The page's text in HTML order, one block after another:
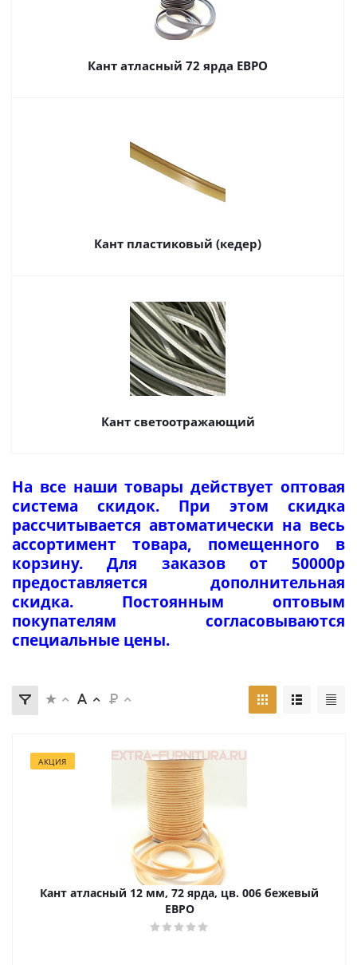
Кант атласный 72 ярда ЕВРО
Кант пластиковый (кедер)
Кант светоотражающий
На все наши товары действует оптовая
система скидок. При этом скидка
рассчитывается автоматически на весь
ассортимент товара, помещенного в
корзину. Для заказов от 50000р
предоставляется дополнительная
скидка. Постоянным оптовым
покупателям согласовываются
специальные цены.
АКЦИЯ
Кант атласный 12 мм, 72 ярда, цв. 006 бежевый
ЕВРО